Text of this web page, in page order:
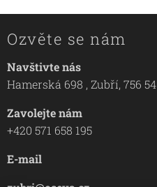
Ozvěte se nám
Navštivte nás
Hamerská 698 , Zubří, 756 54
Zavolejte nám
+420 571 658 195
E-mail